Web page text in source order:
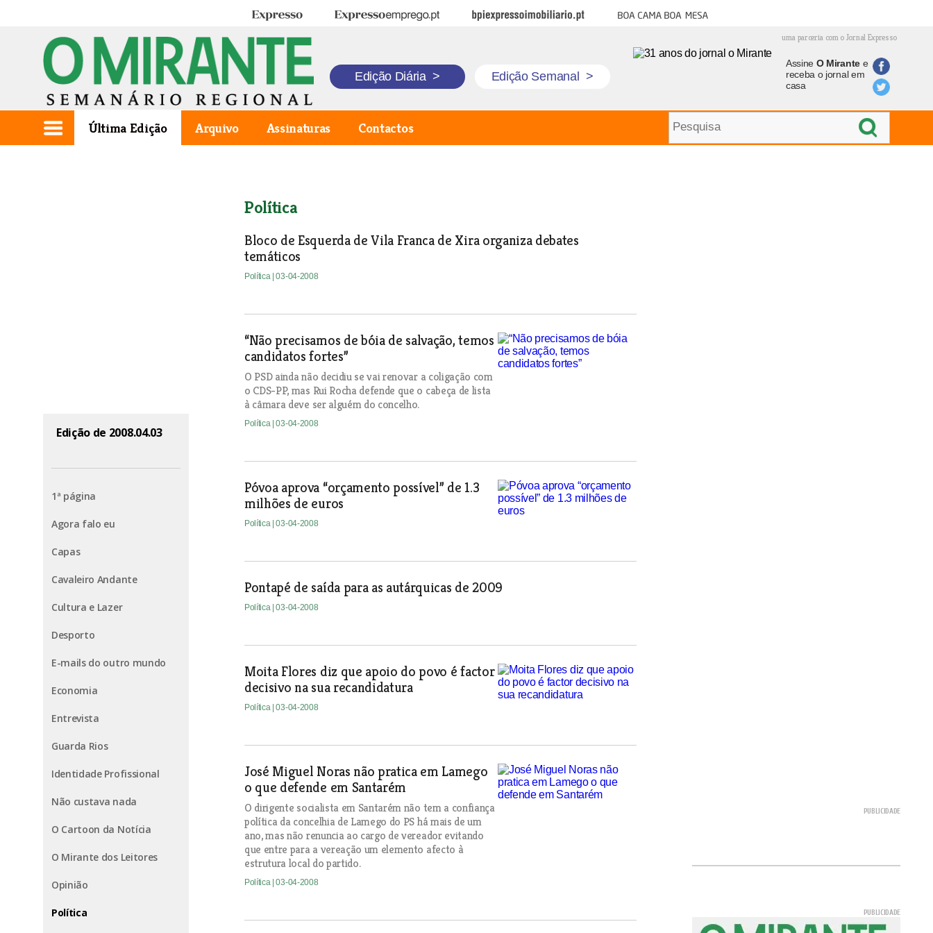
Expresso Expresso Emprego BPI Expresso Imobiliário Boa cama boa mesa
uma parceria com o Jornal Expresso
Edição Diária > Edição Semanal >
Assine O Mirantee
receba o jornal em
casa
Última Edição Arquivo Assinaturas Contactos
Edição de 2008.04.03
1ª página
Agora falo eu
Capas
Cavaleiro Andante
Cultura e Lazer
Desporto
E-mails do outro mundo
Economia
Entrevista
Guarda Rios
Identidade Profissional
Não custava nada
O Cartoon da Notícia
O Mirante dos Leitores
Opinião
Política
Política
Bloco de Esquerda de Vila Franca de Xira organiza debates
temáticos
Política | 03-04-2008
“Não precisamos de bóia de salvação, temos
candidatos fortes”
O PSD ainda não decidiu se vai renovar a coligação com
o CDS-PP, mas Rui Rocha defende que o cabeça de lista
à câmara deve ser alguém do concelho.
Política | 03-04-2008
Póvoa aprova “orçamento possível” de 1.3
milhões de euros
Política | 03-04-2008
Pontapé de saída para as autárquicas de 2009
Política | 03-04-2008
Moita Flores diz que apoio do povo é factor
decisivo na sua recandidatura
Política | 03-04-2008
José Miguel Noras não pratica em Lamego
o que defende em Santarém
O dirigente socialista em Santarém não tem a confiança
política da concelhia de Lamego do PS há mais de um
ano, mas não renuncia ao cargo de vereador evitando
que entre para a vereação um elemento afecto à
estrutura local do partido.
Política | 03-04-2008